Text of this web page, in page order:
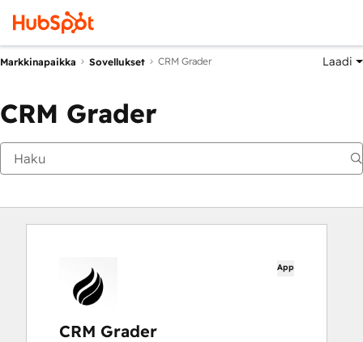
Markkinapaikka Sovellukset CRM Grader Laadi
CRM Grader
App
CRM Grader